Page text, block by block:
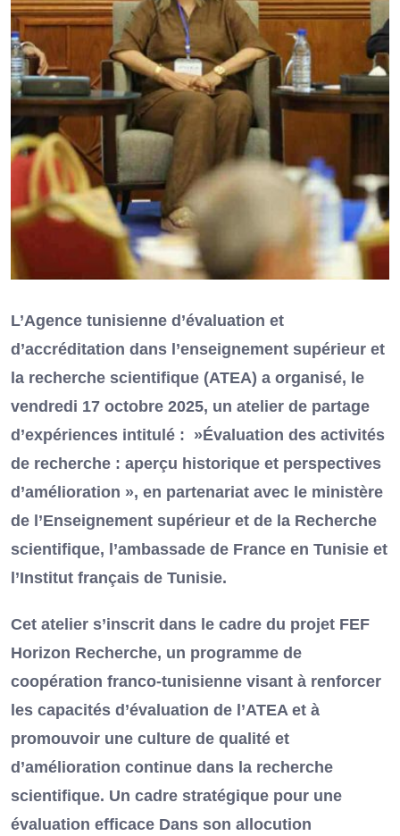
L’Agence tunisienne d’évaluation et
d’accréditation dans l’enseignement supérieur et
la recherche scientifique (ATEA) a organisé, le
vendredi 17 octobre 2025, un atelier de partage
d’expériences intitulé : »Évaluation des activités
de recherche : aperçu historique et perspectives
d’amélioration », en partenariat avec le ministère
de l’Enseignement supérieur et de la Recherche
scientifique, l’ambassade de France en Tunisie et
l’Institut français de Tunisie.
Cet atelier s’inscrit dans le cadre du projet FEF
Horizon Recherche, un programme de
coopération franco-tunisienne visant à renforcer
les capacités d’évaluation de l’ATEA et à
promouvoir une culture de qualité et
d’amélioration continue dans la recherche
scientifique. Un cadre stratégique pour une
évaluation efficace Dans son allocution